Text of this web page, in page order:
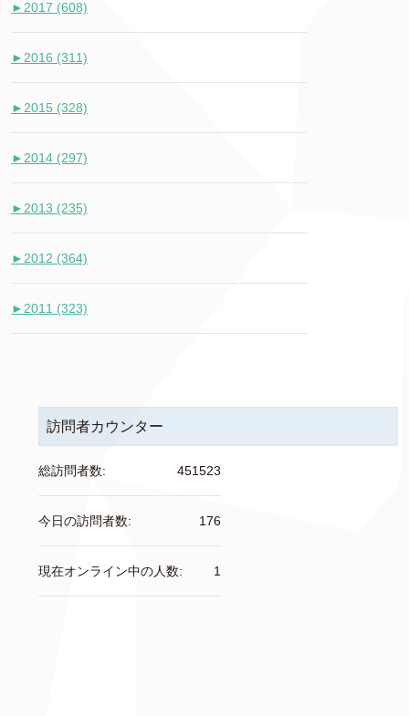
► 2017 (608)
► 2016 (311)
► 2015 (328)
► 2014 (297)
► 2013 (235)
► 2012 (364)
► 2011 (323)
訪問者カウンター
451523
総訪問者数:
176
今日の訪問者数:
1
現在オンライン中の人数: